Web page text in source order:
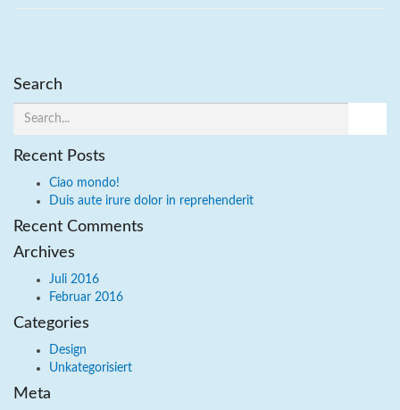
Search
Recent Posts
Ciao mondo!
Duis aute irure dolor in reprehenderit
Recent Comments
Archives
Juli 2016
Februar 2016
Categories
Design
Unkategorisiert
Meta